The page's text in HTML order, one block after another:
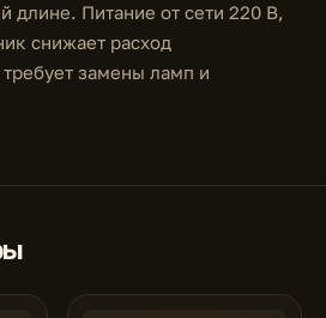
длине. Питание от сети 220 В,
снижает расход
замены ламп и